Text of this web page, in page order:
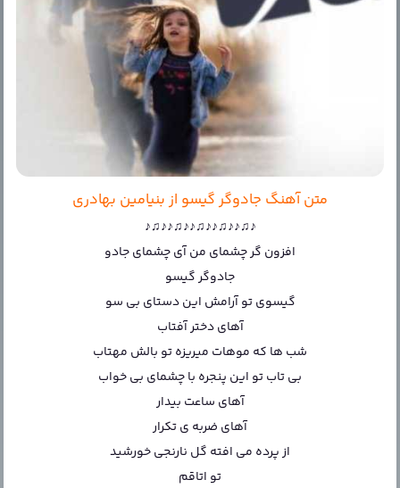
متن آهنگ جادوگر گیسو از بنیامین بهادری
♪♫♪♪♫♪♪♫♪♪♫♪♪♫♪
افزون گر چشمای من آی چشمای جادو
جادوگر گیسو
گیسوی تو آرامش این دستای بی سو
آهای دختر آفتاب
شب ها که موهات میریزه تو بالش مهتاب
بی تاب تو این پنجره با چشمای بی خواب
آهای ساعت بیدار
آهای ضربه ی تکرار
از پرده می افته گل نارنجی خورشید
تو اتاقم